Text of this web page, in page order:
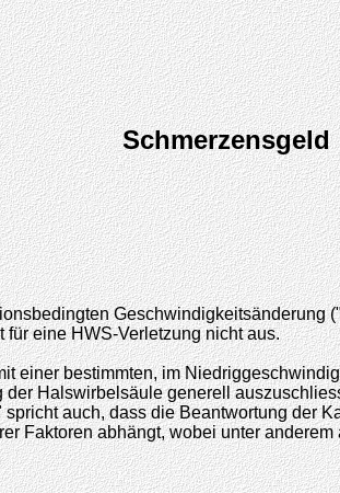
Schmerzensgeld
Geschwindigkeitsänderung
eine HWS-Verletzung nicht aus.
einer bestimmten, im
Halswirbelsäule generell
auch, dass die Beantwortung der
Faktoren abhängt, wobei unter